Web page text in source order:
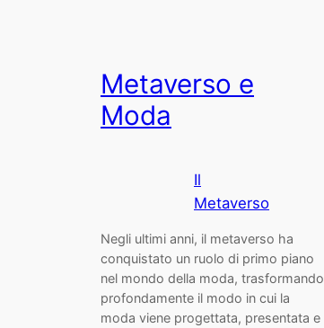
Metaverso e
Moda
Il
Metaverso
Negli ultimi anni, il metaverso ha
conquistato un ruolo di primo piano
nel mondo della moda, trasformando
profondamente il modo in cui la
moda viene progettata, presentata e